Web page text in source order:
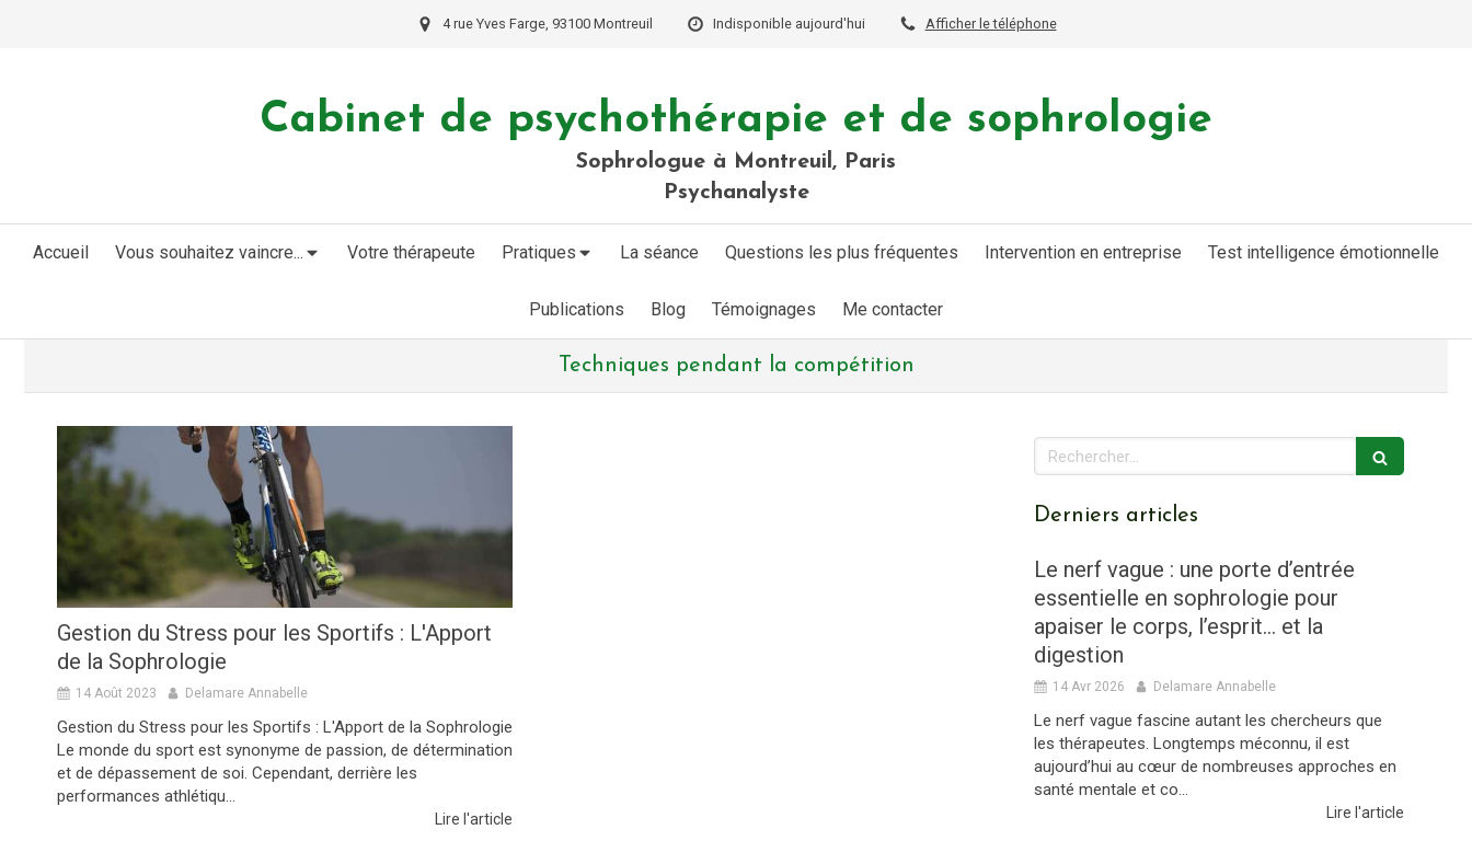
4 rue Yves Farge, 93100 Montreuil Indisponible aujourd'hui Afficher le téléphone
Cabinet de psychothérapie et de sophrologie
Sophrologue à Montreuil, Paris
Psychanalyste
Accueil Vous souhaitez vaincre... Votre thérapeute Pratiques La séance Questions les plus fréquentes Intervention en entreprise Test intelligence émotionnelle
Publications Blog Témoignages Me contacter
Techniques pendant la compétition
Gestion du Stress pour les Sportifs : L'Apport
de la Sophrologie
14 Août 2023 Delamare Annabelle
Gestion du Stress pour les Sportifs : L'Apport de la Sophrologie
Le monde du sport est synonyme de passion, de détermination
et de dépassement de soi. Cependant, derrière les
performances athlétiqu...
Lire l'article
Rechercher
Derniers articles
Le nerf vague : une porte d’entrée
essentielle en sophrologie pour
apaiser le corps, l’esprit… et la
digestion
14 Avr 2026 Delamare Annabelle
Le nerf vague fascine autant les chercheurs que
les thérapeutes. Longtemps méconnu, il est
aujourd’hui au cœur de nombreuses approches en
santé mentale et co...
Lire l'article